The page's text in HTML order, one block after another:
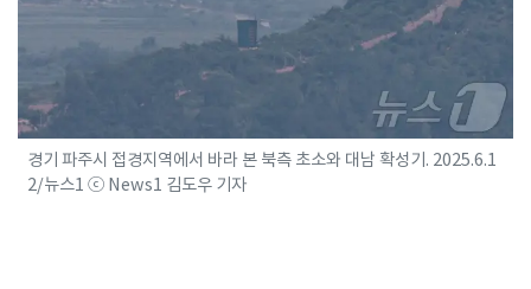
경기 파주시 접경지역에서 바라 본 북측 초소와 대남 확성기. 2025.6.1
2/뉴스1 ⓒ News1 김도우 기자